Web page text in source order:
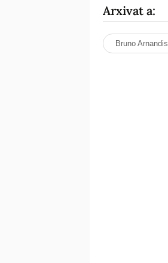
Arxivat a:
Bruno Arnandis